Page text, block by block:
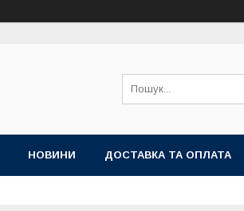
НОВИНИ ДОСТАВКА ТА ОПЛАТА